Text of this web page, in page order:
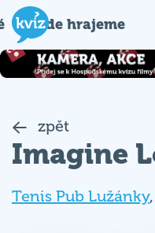
Kde hrajeme
zpět
Imagine
Tenis Pub Lužánky,